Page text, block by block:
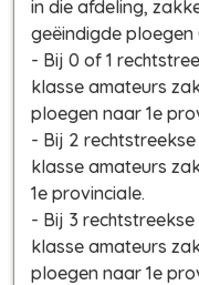
in die afdeling,
geëindigde ploegen
- Bij 0 of 1
klasse amateurs
ploegen naar 1e
- Bij 2
klasse amateurs
1e provinciale.
- Bij 3
klasse amateurs
ploegen naar 1e